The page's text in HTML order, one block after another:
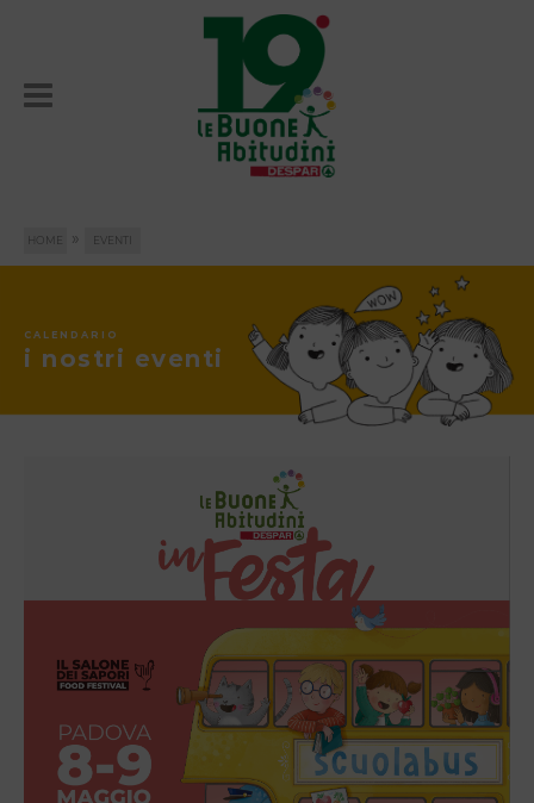
HOME »
CALENDARIO
i nostri eventi